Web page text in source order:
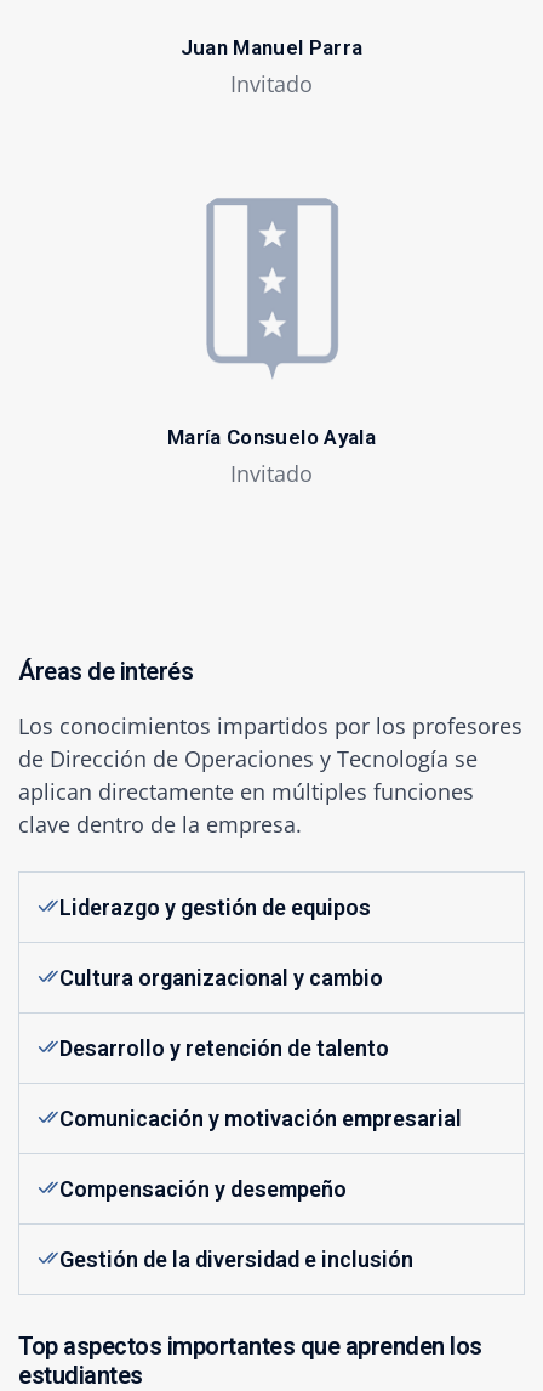
Juan Manuel Parra
Invitado
María Consuelo Ayala
Invitado
Áreas de interés
Los conocimientos impartidos por los profesores
de Dirección de Operaciones y Tecnología se
aplican directamente en múltiples funciones
clave dentro de la empresa.
Liderazgo y gestión de equipos
Cultura organizacional y cambio
Desarrollo y retención de talento
Comunicación y motivación empresarial
Compensación y desempeño
Gestión de la diversidad e inclusión
Top aspectos importantes que aprenden los
estudiantes